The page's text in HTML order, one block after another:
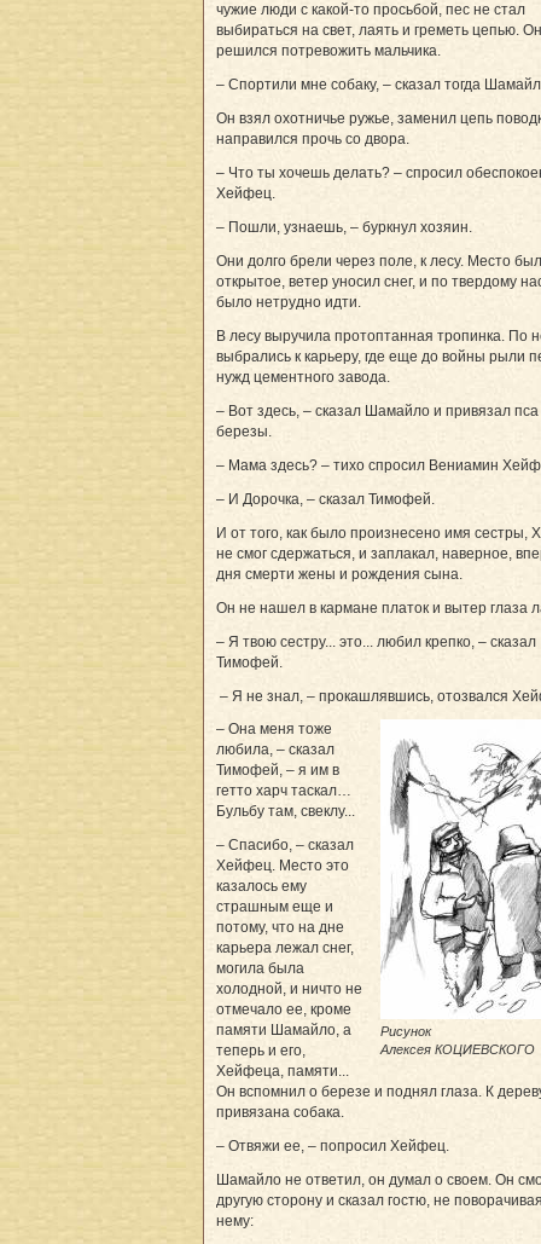
чужие люди с какой-то просьбой, пес не стал
выбираться на свет, лаять и греметь цепью.
решился потревожить мальчика.
– Спортили мне собаку, – сказал тогда
Он взял охотничье ружье, заменил цепь
направился прочь со двора.
– Что ты хочешь делать? – спросил
Хейфец.
– Пошли, узнаешь, – буркнул хозяин.
Они долго брели через поле, к лесу. Место
открытое, ветер уносил снег, и по твердому
было нетрудно идти.
В лесу выручила протоптанная тропинка. По
выбрались к карьеру, где еще до вой­ны рыли
нужд цементного завода.
– Вот здесь, – сказал Шамайло и привязал пса
березы.
– Мама здесь? – тихо спросил Вениамин
– И Дорочка, – сказал Тимофей.
И от того, как было произнесено имя сестры,
не смог сдержаться, и заплакал, наверное,
дня смерти жены и рождения сына.
Он не нашел в кармане платок и вытер глаза
– Я твою сестру... это... любил крепко, – сказал
Тимофей.
– Я не знал, – прокашлявшись, отозвался
Рисунок
Алексея КОЦИЕВСКОГО
– Она меня тоже
любила, – сказал
Тимофей, – я им в
гетто харч таскал…
Бульбу там, свеклу...
– Спасибо, – сказал
Хейфец. Место это
казалось ему
страшным еще и
потому, что на дне
карьера лежал снег,
могила была
холодной, и ничто не
отмечало ее, кроме
памяти Шамайло, а
теперь и его,
Хейфеца, памяти...
Он вспомнил о березе и поднял глаза. К
привязана собака.
– Отвяжи ее, – попросил Хейфец.
Шамайло не ответил, он думал о своем. Он
другую сторону и сказал гостю, не
нему: